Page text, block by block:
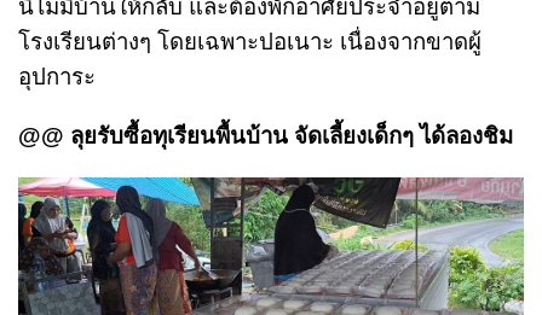
นี้ไม่มีบ้านให้กลับ และต้องพักอาศัยประจำอยู่ตาม
โรงเรียนต่างๆ โดยเฉพาะปอเนาะ เนื่องจากขาดผู้
อุปการะ
@@ ลุยรับซื้อทุเรียนพื้นบ้าน จัดเลี้ยงเด็กๆ ได้ลองชิม